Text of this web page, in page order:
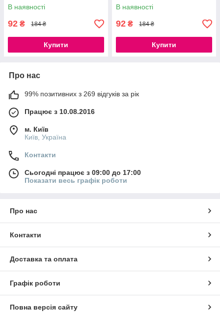
В наявності
92 ₴ 184 ₴
Купити
В наявності
92 ₴ 184 ₴
Купити
Про нас
99% позитивних з 269 відгуків за рік
Працює з 10.08.2016
м. Київ
Київ, Україна
Контакти
Сьогодні працює з 09:00 до 17:00
Показати весь графік роботи
Про нас
Контакти
Доставка та оплата
Графік роботи
Повна версія сайту